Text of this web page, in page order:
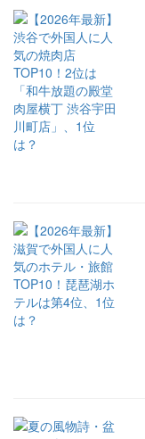
事
を
シ
ェ
ア